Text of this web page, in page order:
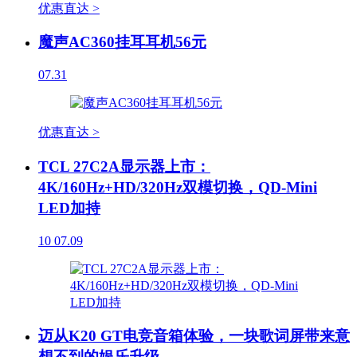
优惠直达 >
魔声AC360挂耳耳机56元
07.31
优惠直达 >
TCL 27C2A显示器上市：
4K/160Hz+HD/320Hz双模切换，QD-Mini
LED加持
10 07.09
迈从K20 GT电竞音箱体验，一块歌词屏带来意